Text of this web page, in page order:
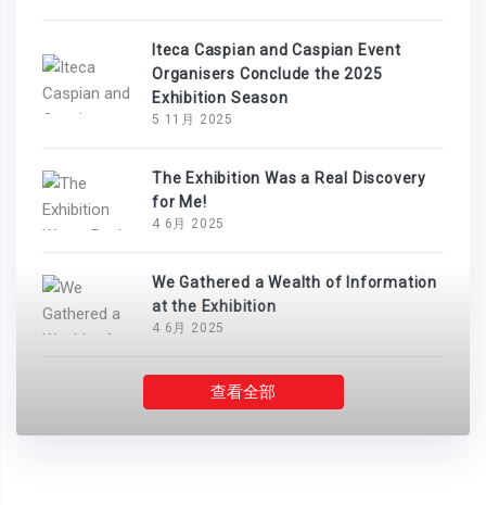
Iteca Caspian and Caspian Event
Organisers Conclude the 2025
Exhibition Season
5 11月 2025
The Exhibition Was a Real Discovery
for Me!
4 6月 2025
We Gathered a Wealth of Information
at the Exhibition
4 6月 2025
查看全部